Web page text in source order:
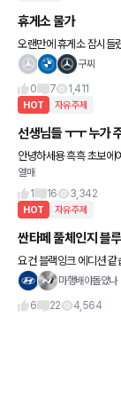
휴게소 물가
오랜만에 휴게소 잠시들렸는데 물가가 장난 아니네요... 소떡소떡이
5000원... 물가 너무
구찌
0
7 1,411
HOT 자유주제
선생님들 ㅜㅜ 누가
안녕하세용 흑흑 초보에
이런거 놨느데 밟아서 ㅜ
거 괜찮나여 ㅠㅠ흑흑
열매
1
16 3,342
HOT 자유주제
싼타페 풀체인지 블
요건 블랙잉크 에디션 같
마행배야돌았나
6
22 4,564